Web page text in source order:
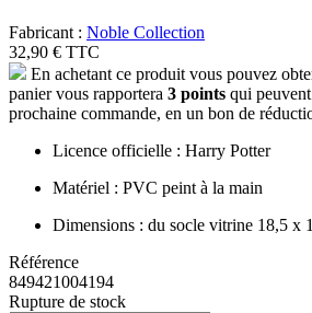
Fabricant : Noble Collection
32,90 € TTC
En achetant ce produit vous pouvez
panier vous rapportera 3 points qui
prochaine commande, en un bon de
Licence officielle : Harry Potter
Matériel : PVC peint à la main
Dimensions : du socle vitrine 18,5 x
Référence
849421004194
Rupture de stock